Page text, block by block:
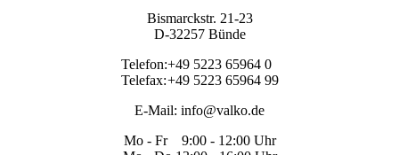
Bismarckstr. 21-23
D-32257 Bünde
Telefon:+49 5223 65964 0
Telefax:+49 5223 65964 99
E-Mail: info@valko.de
Mo - Fr 9:00 - 12:00 Uhr